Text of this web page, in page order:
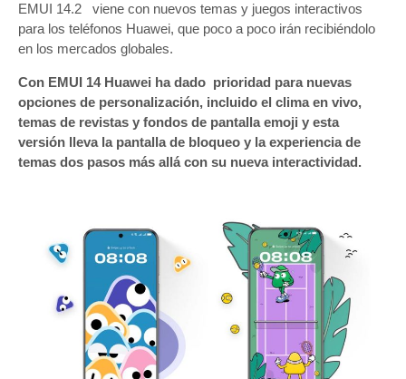
EMUI 14.2 viene con nuevos temas y juegos interactivos
para los teléfonos Huawei, que poco a poco irán recibiéndolo
en los mercados globales.
Con EMUI 14 Huawei ha dado prioridad para nuevas
opciones de personalización, incluido el clima en vivo,
temas de revistas y fondos de pantalla emoji y esta
versión lleva la pantalla de bloqueo y la experiencia de
temas dos pasos más allá con su nueva interactividad.